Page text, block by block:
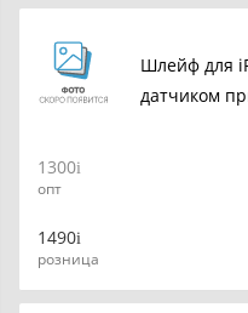
Шлейф для
датчиком
1300
опт
1490
розница